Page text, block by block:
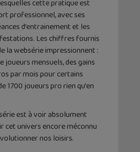
cette pratique est
professionnel, avec ses
d’entrainement et les
Les chiffres fournis
la websérie impressionnent :
joueurs mensuels, des gains
par mois pour certains
1700 joueurs pro rien qu’en
est à voir absolument
cet univers encore méconnu
nos loisirs.